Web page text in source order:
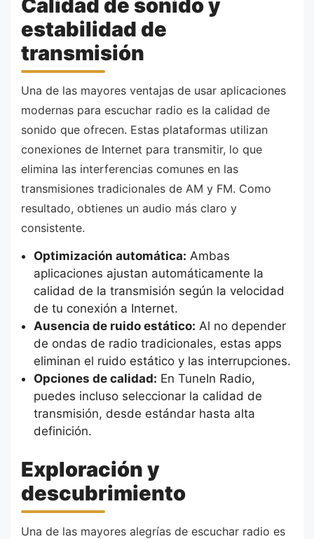
Calidad de sonido y
estabilidad de
transmisión
Una de las mayores ventajas de usar aplicaciones
modernas para escuchar radio es la calidad de
sonido que ofrecen. Estas plataformas utilizan
conexiones de Internet para transmitir, lo que
elimina las interferencias comunes en las
transmisiones tradicionales de AM y FM. Como
resultado, obtienes un audio más claro y
consistente.
Optimización automática: Ambas
aplicaciones ajustan automáticamente la
calidad de la transmisión según la velocidad
de tu conexión a Internet.
Ausencia de ruido estático: Al no depender
de ondas de radio tradicionales, estas apps
eliminan el ruido estático y las interrupciones.
Opciones de calidad: En TuneIn Radio,
puedes incluso seleccionar la calidad de
transmisión, desde estándar hasta alta
definición.
Exploración y
descubrimiento
Una de las mayores alegrías de escuchar radio es